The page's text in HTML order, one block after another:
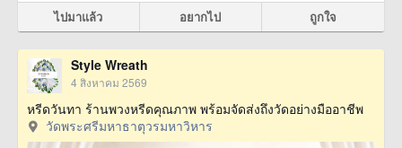
ไปมาแล้ว อยากไป ถูกใจ
Style Wreath
4 สิงหาคม 2569
หรีดวันทา ร้านพวงหรีดคุณภาพ พร้อมจัดส่งถึงวัดอย่างมืออาชีพ
วัดพระศรีมหาธาตุวรมหาวิหาร